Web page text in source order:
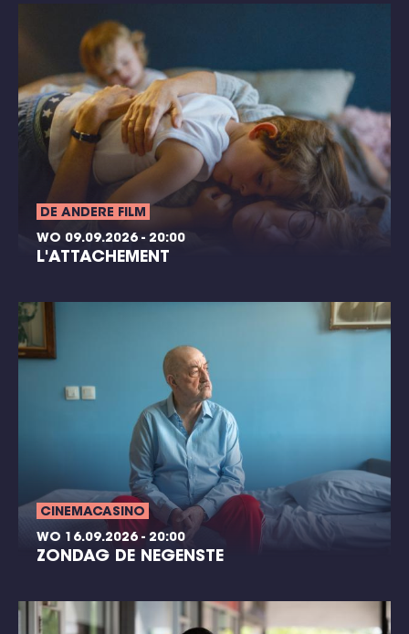
DE ANDERE FILM
WO 09.09.2026 - 20:00
L'ATTACHEMENT
CINEMACASINO
WO 16.09.2026 - 20:00
ZONDAG DE NEGENSTE